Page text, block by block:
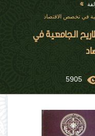
في تخصص الاقتصاد
الجامعية في
5905